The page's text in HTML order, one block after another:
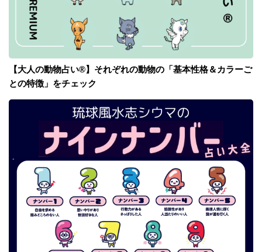
【大人の動物占い®】それぞれの動物の「基本性格＆カラーご
との特徴」をチェック